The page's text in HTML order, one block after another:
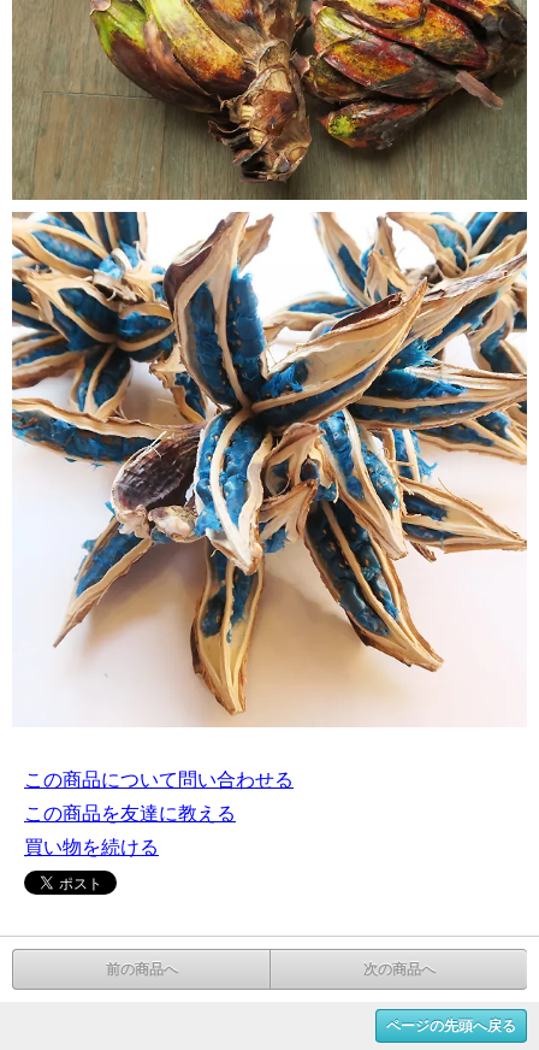
この商品について問い合わせる
この商品を友達に教える
買い物を続ける
前の商品へ 次の商品へ
ページの先頭へ戻る